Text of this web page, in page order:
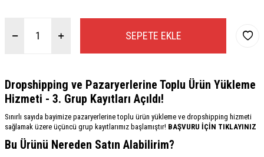
SEPETE EKLE
Dropshipping ve Pazaryerlerine Toplu Ürün Yükleme
Hizmeti - 3. Grup Kayıtları Açıldı!
Sınırlı sayıda bayimize pazaryerlerine toplu ürün yükleme ve dropshipping hizmeti
sağlamak üzere üçüncü grup kayıtlarımız başlamıştır! BAŞVURU İÇİN TIKLAYINIZ
Bu Ürünü Nereden Satın Alabilirim?